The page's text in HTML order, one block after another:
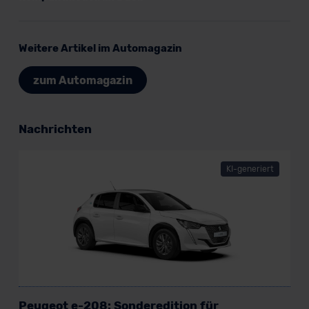
Standarddatenschutzklauseln (Art. 46 Abs. 2 lit. c
DSGVO) oder wenn Sie hierzu Ihre Einwilligung freiwillig
erteilen. Nähere Informationen zu den bestehenden
unserem Datenschutzbeauftragten unter
Weitere Artikel im Automagazin
zum Automagazin
Nachrichten
KI-generiert
Peugeot e-208: Sonderedition für